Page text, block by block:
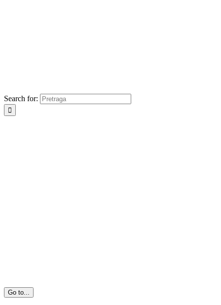
Search for:
Go to...